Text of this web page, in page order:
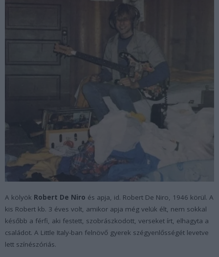
A kölyök Robert De Niro és apja, id. Robert De Niro, 1946 körül. A
kis Robert kb. 3 éves volt, amikor apja még velük élt, nem sokkal
később a férfi, aki festett, szobrászkodott, verseket írt, elhagyta a
családot. A Little Italy-ban felnövő gyerek szégyenlősségét levetve
lett színészóriás.